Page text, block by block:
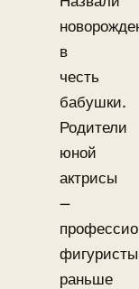
в
честь
бабушки.
Родители
юной
актрисы
—
раньше